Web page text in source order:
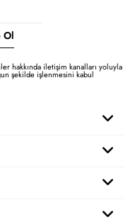
Ol
hakkında iletişim kanalları yoluyla
şekilde işlenmesini kabul